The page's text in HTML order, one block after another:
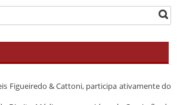
Figueiredo & Cattoni, participa ativamente do